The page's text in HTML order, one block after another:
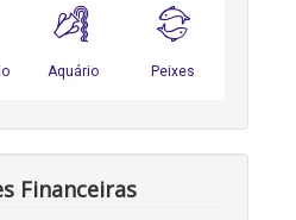
Financeiras